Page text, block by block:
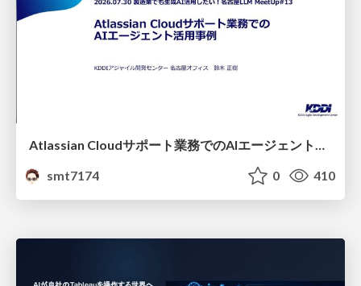
Atlassian Cloudサポート業務でのAIエージェント活用事例
smt7174
0 410